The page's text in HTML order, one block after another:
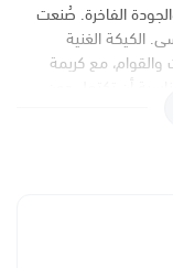
الفاخرة. صُنعت
الكيكة الغنية
والقوام، مع كريمة
لقمة.
بدقة ليضفي لمسة